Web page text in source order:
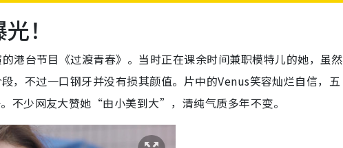
！
港台节目《过渡青春》。当时正在课余时间兼职模特儿的她，虽然
，不过一口钢牙并没有损其颜值。片中的Venus笑容灿烂自信，五
不少网友大赞她“由小美到大”，清纯气质多年不变。